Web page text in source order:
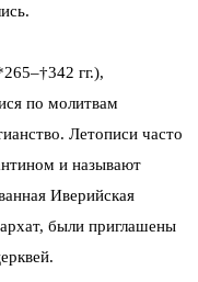
гг.),
по молитвам
Летописи часто
и называют
Иверийская
были приглашены